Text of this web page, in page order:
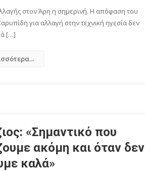
στον Άρη η σημερινή. Η απόφαση του
για αλλαγή στην τεχνική ηγεσία δεν
[…]
«Σημαντικό που
ακόμη και όταν δεν
καλά»